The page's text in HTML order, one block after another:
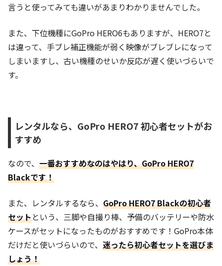
言うと使ってみても違いがあまりわかりませんでした。
また、下位機種にGoPro HERO6もありますが、HERO7と
は違って、手ブレ補正機能が弱く映像がブレブレになって
しまいますし、古い機種のせいか反応が遅く使いづらいで
す。
レンタルなら、GoPro HERO7 初心者セットがお
すすめ
なので、 一番おすすめなのはやはり、GoPro HERO7
Blackです！
また、レンタルするなら、 GoPro HERO7 Blackの初心者
セットという、三脚や自撮り棒、予備のバッテリーや防水
ケースがセットになったものがおすすめです！GoPro本体
だけだと使いづらいので、 迷ったら初心者セットを選びま
しょう！